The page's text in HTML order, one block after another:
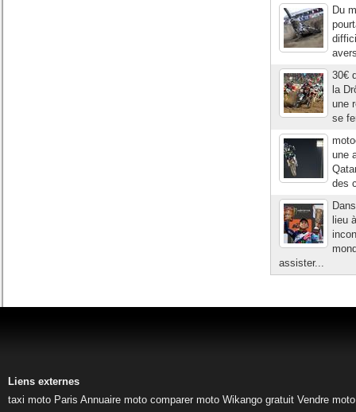
Du
30€
la
une
se
une
des
lieu
assister...
Liens externes
taxi moto Paris Annuaire moto comparer moto Wikango gratuit Vendre moto